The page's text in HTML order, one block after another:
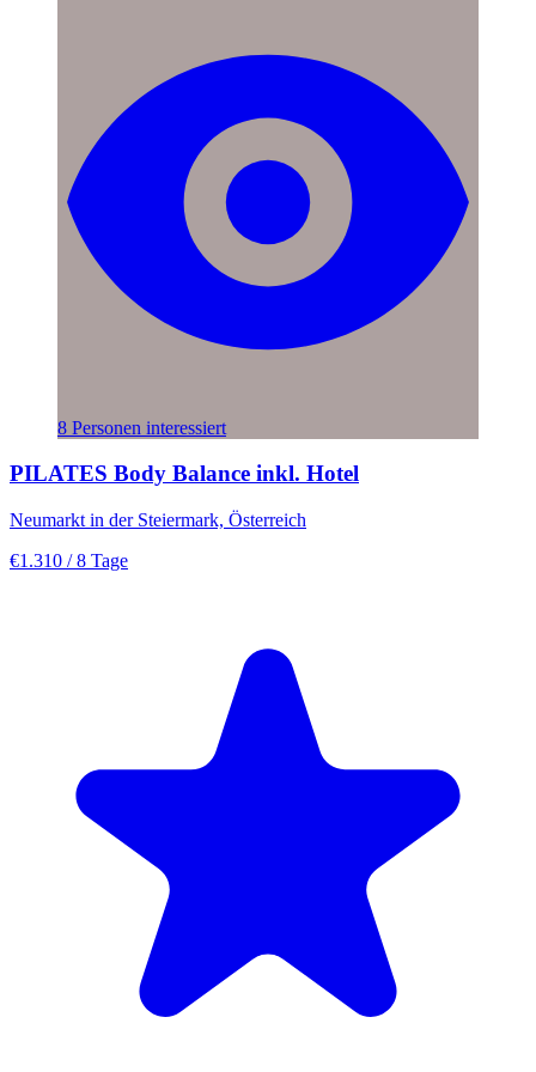
8 Personen interessiert
PILATES Body Balance inkl. Hotel
Neumarkt in der Steiermark, Österreich
€1.310 / 8 Tage